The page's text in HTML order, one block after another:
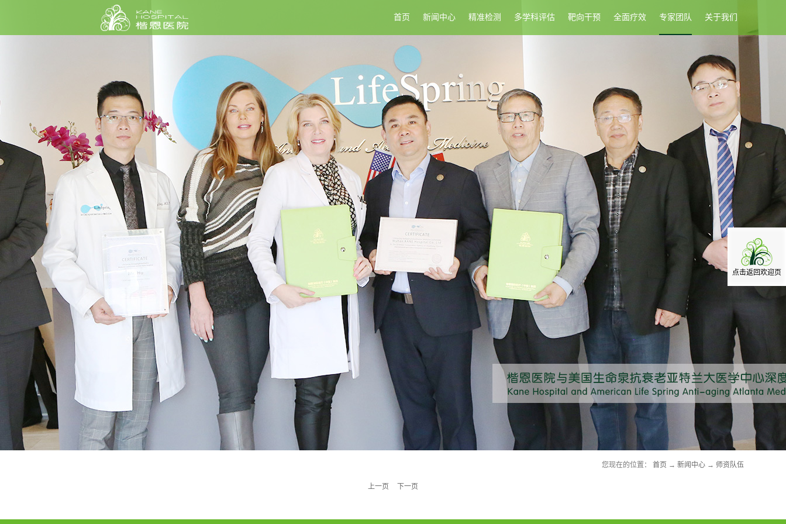
首页 新闻中心 精准检测 多学科评估 靶向干预 全面疗效 专家团队 关于我们
您现在的位置： 首页 → 新闻中心 → 师资队伍
上一页 下一页
点击返回欢迎页